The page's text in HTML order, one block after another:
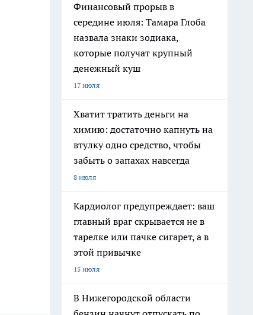
Финансовый прорыв в
середине июля: Тамара Глоба
назвала знаки зодиака,
которые получат крупный
денежный куш
17 июля
Хватит тратить деньги на
химию: достаточно капнуть на
втулку одно средство, чтобы
забыть о запахах навсегда
8 июля
Кардиолог предупреждает: ваш
главный враг скрывается не в
тарелке или пачке сигарет, а в
этой привычке
15 июля
В Нижегородской области